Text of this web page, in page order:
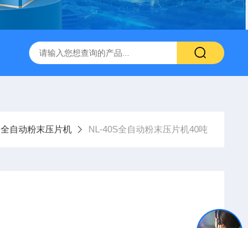
全自动粉末压片机 NL-40S全自动粉末压片机40吨